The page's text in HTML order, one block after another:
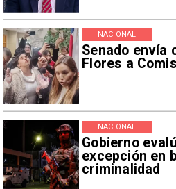
Senado envía
Flores a
NACIONAL
Gobierno
excepción en
criminalidad
NACIONAL